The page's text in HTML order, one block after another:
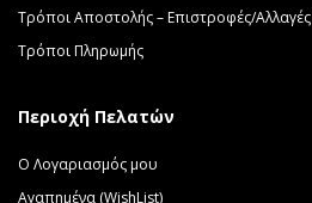
Τρόποι Αποστολής – Επιστροφές/Αλλαγές
Τρόποι Πληρωμής
Περιοχή Πελατών
Ο Λογαριασμός μου
Αγαπημένα (WishList)